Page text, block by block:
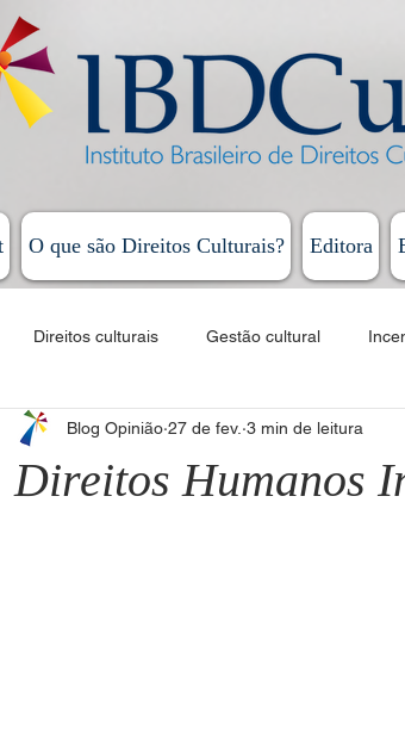
O que são Direitos Culturais? Editora
Direitos culturais Gestão cultural
Nacional de Cultura Educação Cursos
Direitos Humanos
Blog Opinião 27 de fev. 3 min de leitura